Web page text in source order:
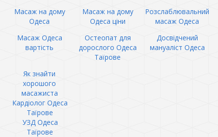
Масаж на дому
Одеса
Масаж на дому
Одеса ціни
Розслаблювальний
масаж Одеса
Масаж Одеса
вартість
Остеопат для
дорослого Одеса
Таїрове
Досвідчений
мануаліст Одеса
Як знайти
хорошого
масажиста
Кардіолог Одеса
Таїрове
УЗД Одеса
Таїрове